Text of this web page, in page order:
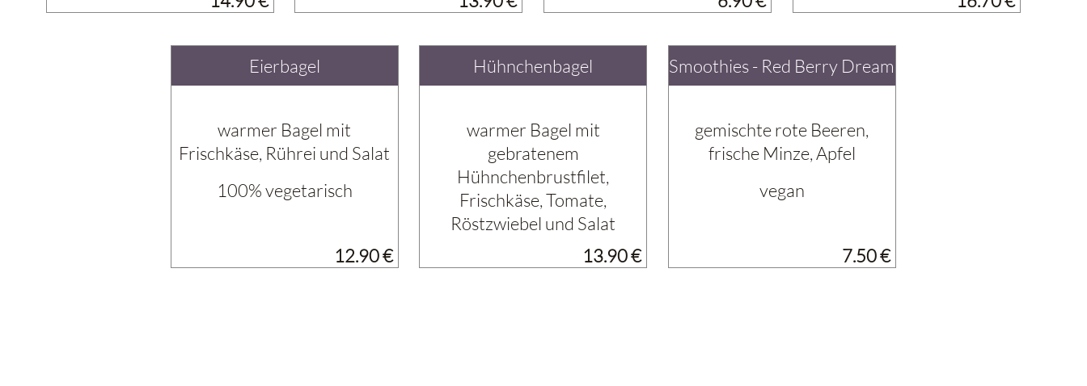
Eierbagel
warmer Bagel mit
Frischkäse, Rührei und Salat
100% vegetarisch
12.90 €
Hühnchenbagel
warmer Bagel mit
gebratenem
Hühnchenbrustfilet,
Frischkäse, Tomate,
Röstzwiebel und Salat
13.90 €
Smoothies - Red Berry Dream
gemischte rote Beeren,
frische Minze, Apfel
vegan
7.50 €